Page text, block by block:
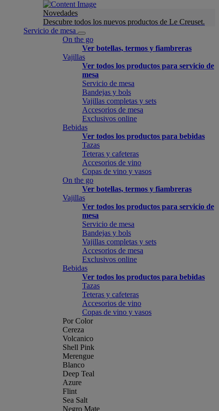
Novedades
Descubre todos los nuevos productos de Le Creuset.
Servicio de mesa
On the go
Ver botellas, termos y fiambreras
Vajillas
Ver todos los productos para servicio de
mesa
Servicio de mesa
Bandejas y bols
Vajillas completas y sets
Accesorios de mesa
Exclusivos online
Bebidas
Ver todos los productos para bebidas
Tazas
Teteras y cafeteras
Accesorios de vino
Copas de vino y vasos
On the go
Ver botellas, termos y fiambreras
Vajillas
Ver todos los productos para servicio de
mesa
Servicio de mesa
Bandejas y bols
Vajillas completas y sets
Accesorios de mesa
Exclusivos online
Bebidas
Ver todos los productos para bebidas
Tazas
Teteras y cafeteras
Accesorios de vino
Copas de vino y vasos
Por Color
Cereza
Volcanico
Shell Pink
Merengue
Blanco
Deep Teal
Azure
Flint
Sea Salt
Negro Mate